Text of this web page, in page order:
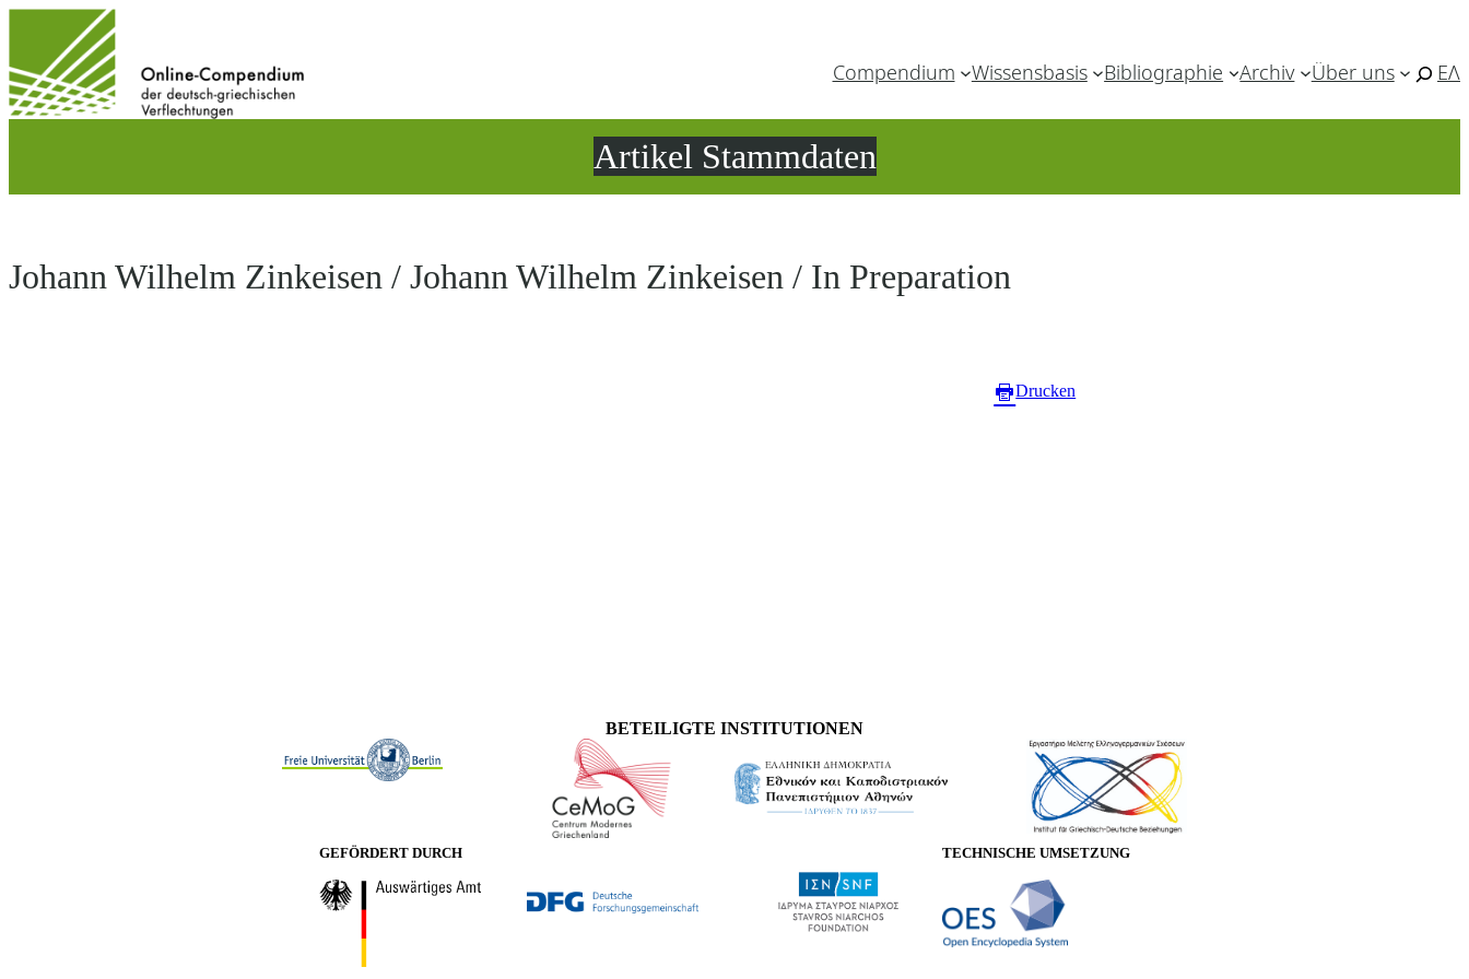
wechseln
Compendium Wissensbasis Bibliographie Archiv Über uns ΕΛ
Artikel Stammdaten
Johann Wilhelm Zinkeisen / Johann Wilhelm Zinkeisen / In Preparation
Drucken
BETEILIGTE INSTITUTIONEN
GEFÖRDERT DURCH TECHNISCHE UMSETZUNG